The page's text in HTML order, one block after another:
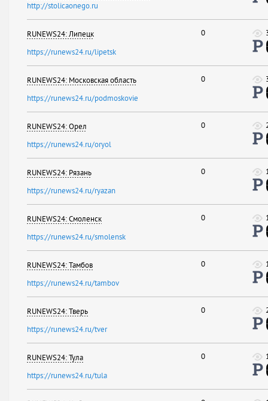
http://stolicaonego.ru
RUNEWS24: Липецк
https://runews24.ru/lipetsk
0
RUNEWS24: Московская область
https://runews24.ru/podmoskovie
0
RUNEWS24: Орел
https://runews24.ru/oryol
0
RUNEWS24: Рязань
https://runews24.ru/ryazan
0
RUNEWS24: Смоленск
https://runews24.ru/smolensk
0
RUNEWS24: Тамбов
https://runews24.ru/tambov
0
RUNEWS24: Тверь
https://runews24.ru/tver
0
RUNEWS24: Тула
https://runews24.ru/tula
0